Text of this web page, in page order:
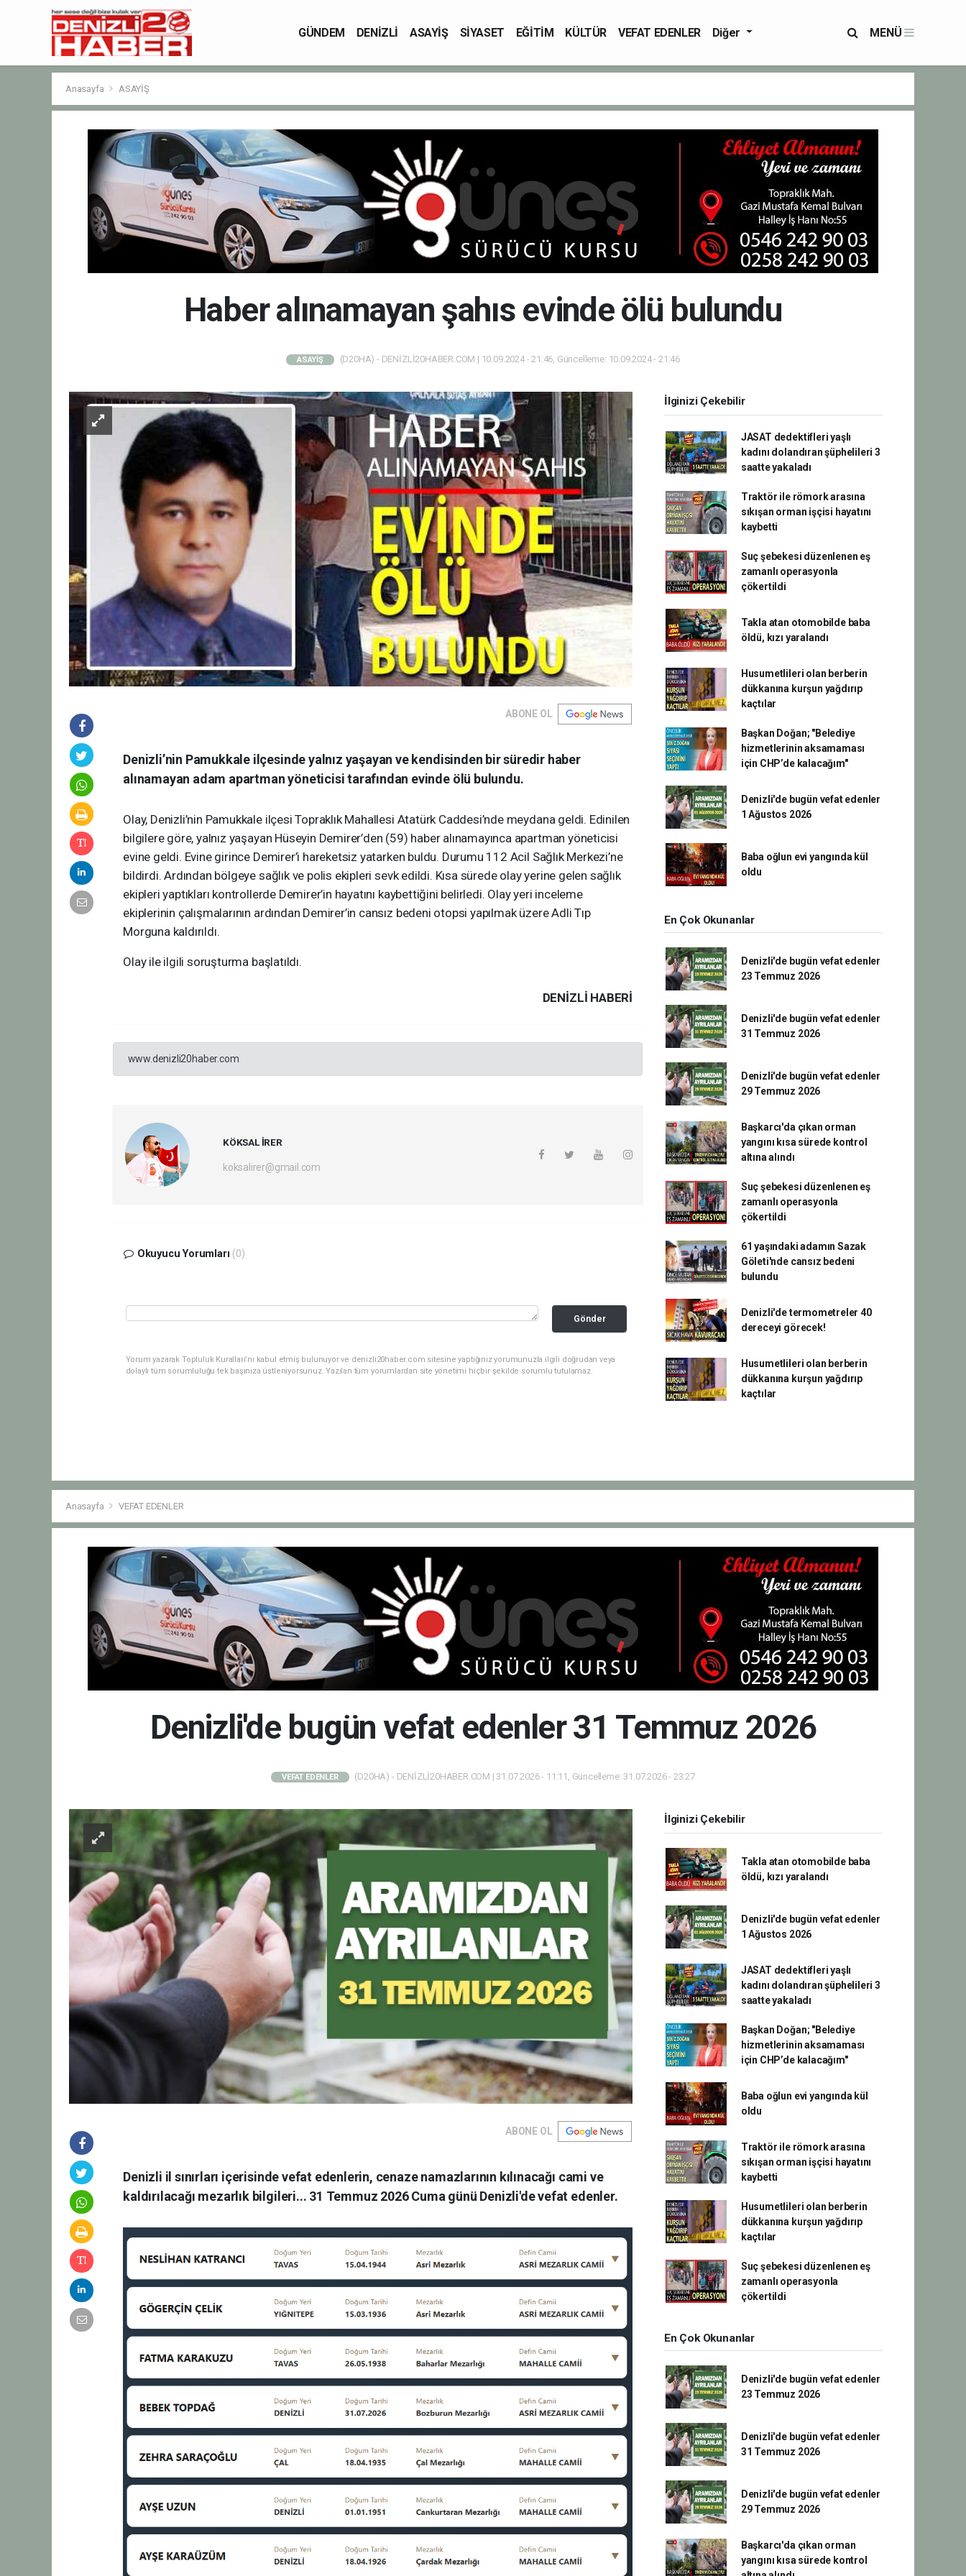
GÜNDEM DENİZLİ ASAYİŞ SİYASET EĞİTİM KÜLTÜR VEFAT EDENLER Diğer MENÜ
Anasayfa ASAYİŞ
Haber alınamayan şahıs evinde ölü bulundu
ASAYİŞ (D20HA) - DENİZLİ20HABER.COM | 10.09.2024 - 21:46, Güncelleme: 10.09.2024 - 21:46
ABONE OL
Denizli’nin Pamukkale ilçesinde yalnız yaşayan ve kendisinden bir süredir haber
alınamayan adam apartman yöneticisi tarafından evinde ölü bulundu.
Olay, Denizli’nin Pamukkale ilçesi Topraklık Mahallesi Atatürk Caddesi’nde meydana geldi. Edinilen
bilgilere göre, yalnız yaşayan Hüseyin Demirer’den (59) haber alınamayınca apartman yöneticisi
evine geldi. Evine girince Demirer’i hareketsiz yatarken buldu. Durumu 112 Acil Sağlık Merkezi’ne
bildirdi. Ardından bölgeye sağlık ve polis ekipleri sevk edildi. Kısa sürede olay yerine gelen sağlık
ekipleri yaptıkları kontrollerde Demirer’in hayatını kaybettiğini belirledi. Olay yeri inceleme
ekiplerinin çalışmalarının ardından Demirer’in cansız bedeni otopsi yapılmak üzere Adli Tıp
Morguna kaldırıldı.
Olay ile ilgili soruşturma başlatıldı.
DENIZLI HABERİ
www.denizli20haber.com
KÖKSAL İRER
koksalirer@gmail.com
Okuyucu Yorumları (0)
Gönder
Yorum yazarak Topluluk Kuralları’nı kabul etmiş bulunuyor ve denizli20haber.com sitesine yaptığınız yorumunuzla ilgili doğrudan veya
dolaylı tüm sorumluluğu tek başınıza üstleniyorsunuz. Yazılan tüm yorumlardan site yönetimi hiçbir şekilde sorumlu tutulamaz.
İlginizi Çekebilir
JASAT dedektifleri yaşlı
kadını dolandıran şüphelileri 3
saatte yakaladı
Traktör ile römork arasına
sıkışan orman işçisi hayatını
kaybetti
Suç şebekesi düzenlenen eş
zamanlı operasyonla
çökertildi
Takla atan otomobilde baba
öldü, kızı yaralandı
Husumetlileri olan berberin
dükkanına kurşun yağdırıp
kaçtılar
Başkan Doğan; "Belediye
hizmetlerinin aksamaması
için CHP’de kalacağım"
Denizli'de bugün vefat edenler
1 Ağustos 2026
Baba oğlun evi yangında kül
oldu
En Çok Okunanlar
Denizli'de bugün vefat edenler
23 Temmuz 2026
Denizli'de bugün vefat edenler
31 Temmuz 2026
Denizli'de bugün vefat edenler
29 Temmuz 2026
Başkarcı'da çıkan orman
yangını kısa sürede kontrol
altına alındı
Suç şebekesi düzenlenen eş
zamanlı operasyonla
çökertildi
61 yaşındaki adamın Sazak
Göleti'nde cansız bedeni
bulundu
Denizli'de termometreler 40
dereceyi görecek!
Husumetlileri olan berberin
dükkanına kurşun yağdırıp
kaçtılar
Anasayfa VEFAT EDENLER
Denizli'de bugün vefat edenler 31 Temmuz 2026
VEFAT EDENLER (D20HA) - DENİZLİ20HABER.COM | 31.07.2026 - 11:11, Güncelleme: 31.07.2026 - 23:27
ABONE OL
Denizli il sınırları içerisinde vefat edenlerin, cenaze namazlarının kılınacağı cami ve
kaldırılacağı mezarlık bilgileri... 31 Temmuz 2026 Cuma günü Denizli'de vefat edenler.
İlginizi Çekebilir
Takla atan otomobilde baba
öldü, kızı yaralandı
Denizli'de bugün vefat edenler
1 Ağustos 2026
JASAT dedektifleri yaşlı
kadını dolandıran şüphelileri 3
saatte yakaladı
Başkan Doğan; "Belediye
hizmetlerinin aksamaması
için CHP’de kalacağım"
Baba oğlun evi yangında kül
oldu
Traktör ile römork arasına
sıkışan orman işçisi hayatını
kaybetti
Husumetlileri olan berberin
dükkanına kurşun yağdırıp
kaçtılar
Suç şebekesi düzenlenen eş
zamanlı operasyonla
çökertildi
En Çok Okunanlar
Denizli'de bugün vefat edenler
23 Temmuz 2026
Denizli'de bugün vefat edenler
31 Temmuz 2026
Denizli'de bugün vefat edenler
29 Temmuz 2026
Başkarcı'da çıkan orman
yangını kısa sürede kontrol